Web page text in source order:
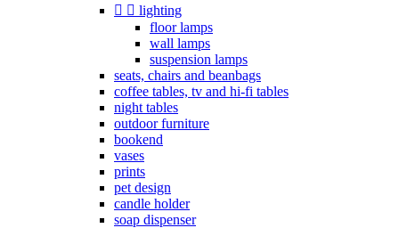
  lighting
floor lamps
wall lamps
suspension lamps
seats, chairs and beanbags
coffee tables, tv and hi-fi tables
night tables
outdoor furniture
bookend
vases
prints
pet design
candle holder
soap dispenser